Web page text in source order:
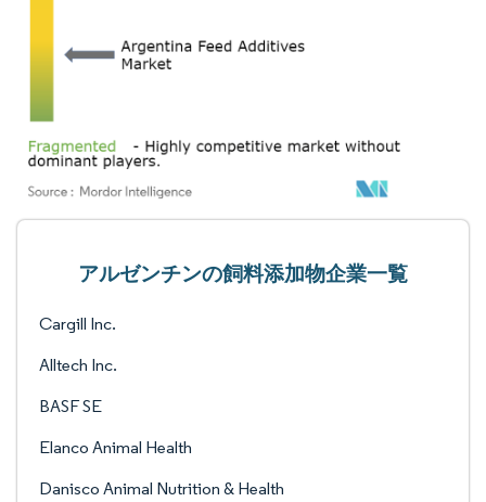
アルゼンチンの飼料添加物企業一覧
Cargill Inc.
Alltech Inc.
BASF SE
Elanco Animal Health
Danisco Animal Nutrition & Health